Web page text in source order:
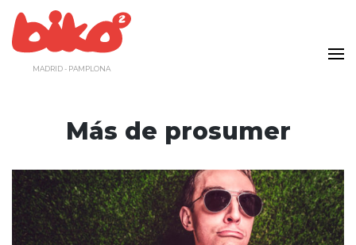
contenido
MADRID - PAMPLONA
Más de prosumer